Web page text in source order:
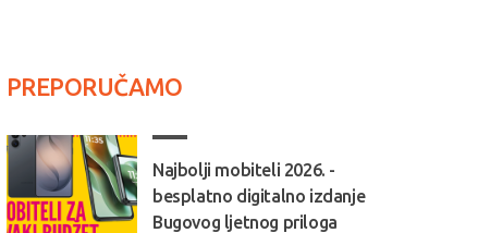
PREPORUČAMO
Najbolji mobiteli 2026. -
besplatno digitalno izdanje
Bugovog ljetnog priloga